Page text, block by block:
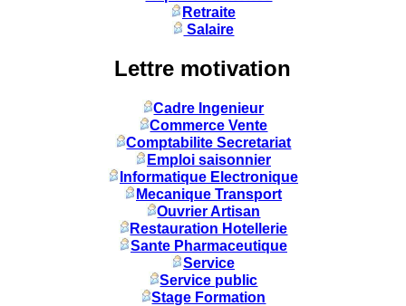
Retraite
Salaire
Lettre motivation
Cadre Ingenieur
Commerce Vente
Comptabilite Secretariat
Emploi saisonnier
Informatique Electronique
Mecanique Transport
Ouvrier Artisan
Restauration Hotellerie
Sante Pharmaceutique
Service
Service public
Stage Formation